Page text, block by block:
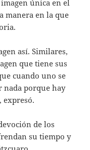
única en el
manera en la que
así. Similares,
que tiene sus
cuando uno se
nada porque hay
expresó.
de los
su tiempo y